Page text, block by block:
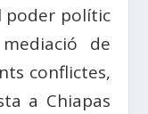
poder polític
de
conflictes,
a Chiapas